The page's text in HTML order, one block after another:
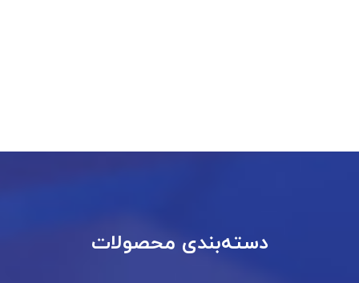
دسته‌بندی محصولات